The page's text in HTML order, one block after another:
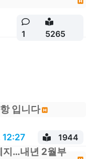
1 5265
입니다
1944
지…내년 2월부